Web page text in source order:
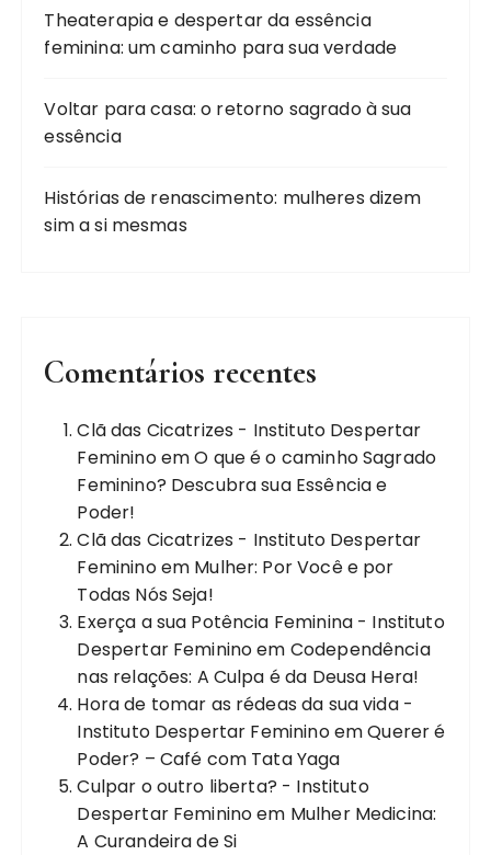
Theaterapia e despertar da essência
feminina: um caminho para sua verdade
Voltar para casa: o retorno sagrado à sua
essência
Histórias de renascimento: mulheres dizem
sim a si mesmas
Comentários recentes
Clã das Cicatrizes - Instituto Despertar
FemininoemO que é o caminho Sagrado
Feminino? Descubra sua Essência e
Poder!
Clã das Cicatrizes - Instituto Despertar
Femininoem Mulher: Por Você e por
Todas Nós Seja!
Exerça a sua Potência Feminina - Instituto
Despertar Femininoem Codependência
nas relações: A Culpa é da Deusa Hera!
Hora de tomar as rédeas da sua vida -
Instituto Despertar FemininoemQuerer é
Poder? – Café com Tata Yaga
Culpar o outro liberta? - Instituto
Despertar Femininoem Mulher Medicina:
A Curandeira de Si